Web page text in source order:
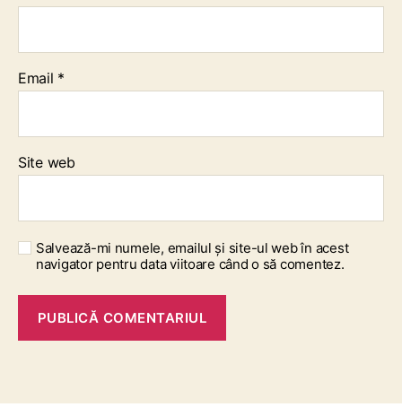
Email *
Site web
Salvează-mi numele, emailul și site-ul web în acest
navigator pentru data viitoare când o să comentez.